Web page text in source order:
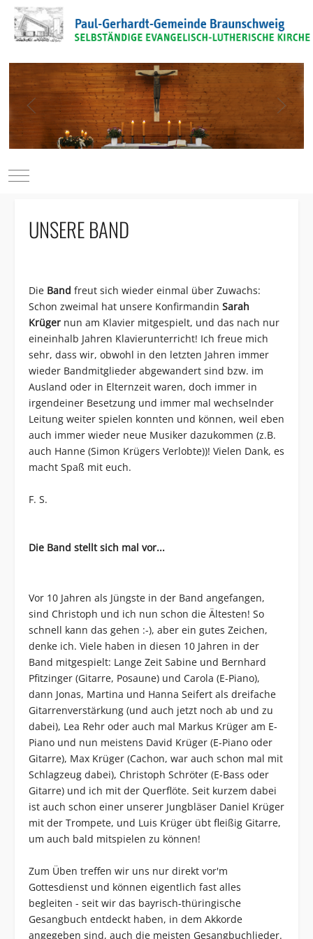
Mobile Menu Toggle
UNSERE BAND
Die Band freut sich wieder einmal über Zuwachs:
Schon zweimal hat unsere Konfirmandin Sarah
Krügernun am Klavier mitgespielt, und das nach nur
eineinhalb Jahren Klavierunterricht! Ich freue mich
sehr, dass wir, obwohl in den letzten Jahren immer
wieder Bandmitglieder abgewandert sind bzw. im
Ausland oder in Elternzeit waren, doch immer in
irgendeiner Besetzung und immer mal wechselnder
Leitung weiter spielen konnten und können, weil eben
auch immer wieder neue Musiker dazukommen (z.B.
auch Hanne (Simon Krügers Verlobte))! Vielen Dank, es
macht Spaß mit euch.
F. S.
Die Band stellt sich mal vor...
Vor 10 Jahren als Jüngste in der Band angefangen,
sind Christoph und ich nun schon die Ältesten! So
schnell kann das gehen :-), aber ein gutes Zeichen,
denke ich. Viele haben in diesen 10 Jahren in der
Band mitgespielt: Lange Zeit Sabine und Bernhard
Pfitzinger (Gitarre, Posaune) und Carola (E-Piano),
dann Jonas, Martina und Hanna Seifert als dreifache
Gitarrenverstärkung (und auch jetzt noch ab und zu
dabei), Lea Rehr oder auch mal Markus Krüger am E-
Piano und nun meistens David Krüger (E-Piano oder
Gitarre), Max Krüger (Cachon, war auch schon mal mit
Schlagzeug dabei), Christoph Schröter (E-Bass oder
Gitarre) und ich mit der Querflöte. Seit kurzem dabei
ist auch schon einer unserer Jungbläser Daniel Krüger
mit der Trompete, und Luis Krüger übt fleißig Gitarre,
um auch bald mitspielen zu können!
Zum Üben treffen wir uns nur direkt vor'm
Gottesdienst und können eigentlich fast alles
begleiten - seit wir das bayrisch-thüringische
Gesangbuch entdeckt haben, in dem Akkorde
angegeben sind, auch die meisten Gesangbuchlieder.